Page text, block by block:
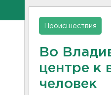
Происшествия
Во
центре к
человек